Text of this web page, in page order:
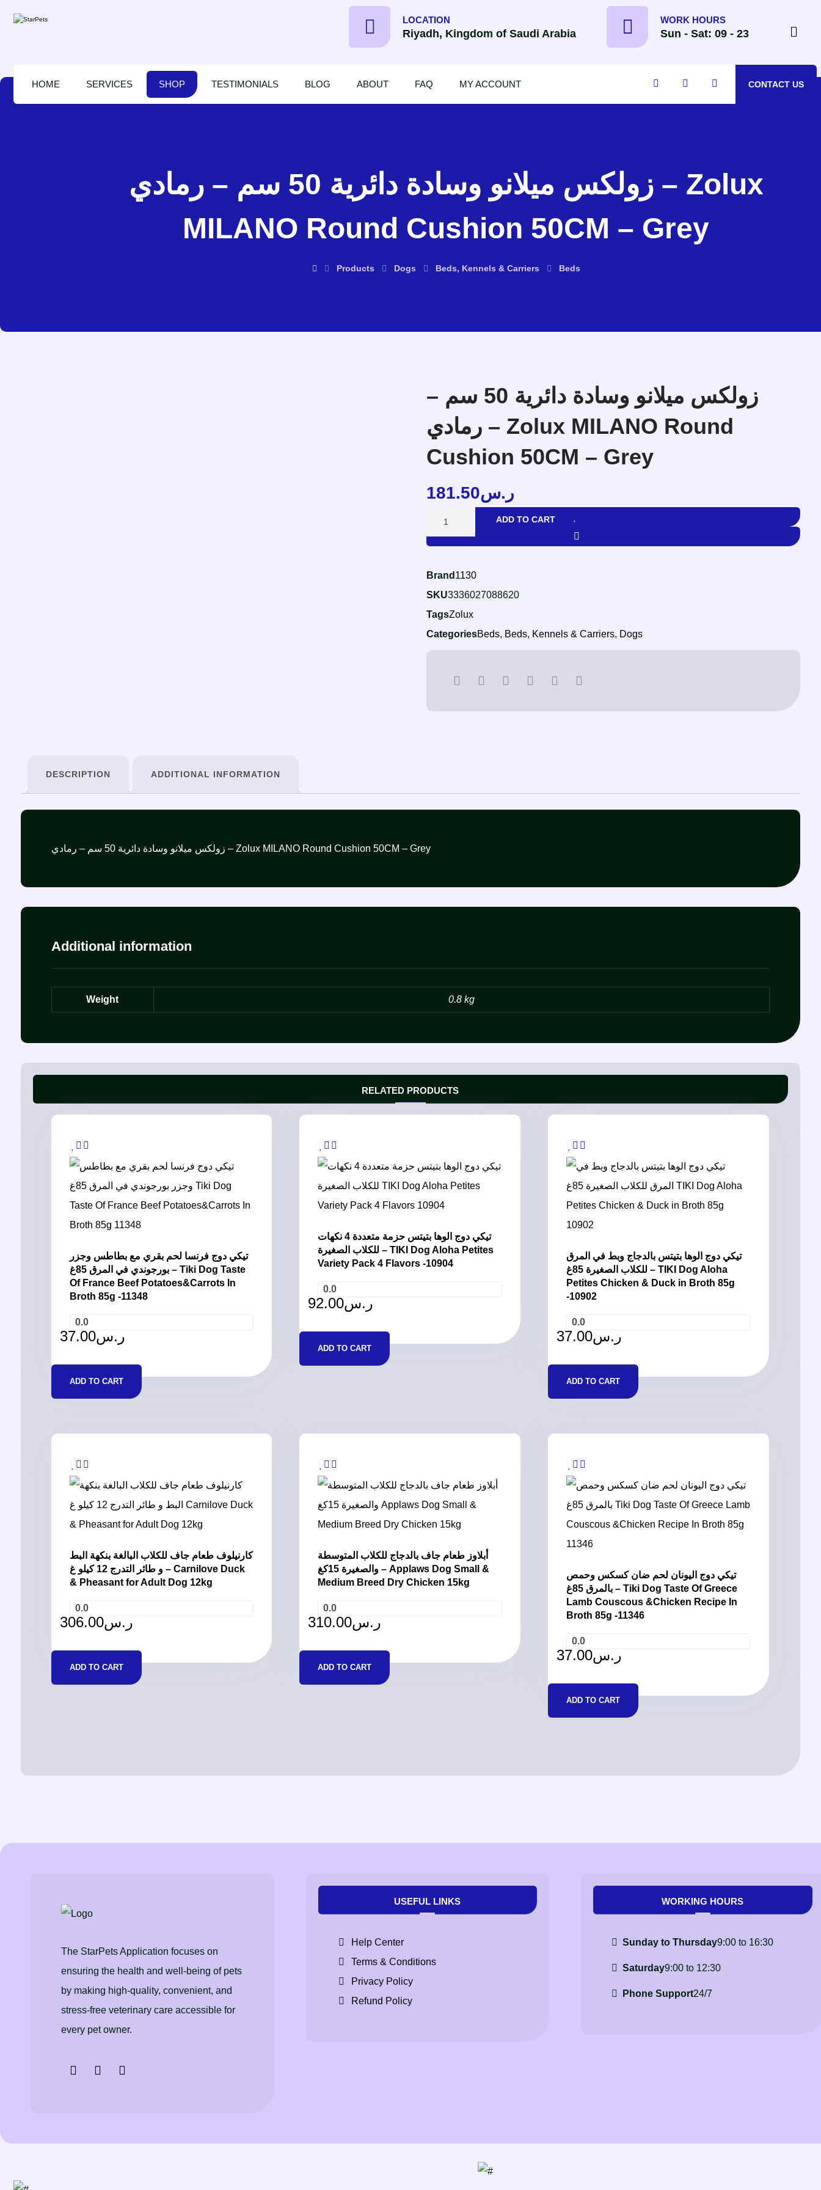
WORK HOURS
Sun - Sat: 09 - 23
LOCATION
Riyadh, Kingdom of Saudi Arabia
HOME SERVICES SHOP TESTIMONIALS BLOG ABOUT FAQ MY ACCOUNT CONTACT US
زولكس ميلانو وسادة دائرية 50 سم – رمادي – Zolux
MILANO Round Cushion 50CM – Grey
Products Dogs Beds, Kennels & Carriers Beds
زولكس ميلانو وسادة دائرية 50 سم –
رمادي – Zolux MILANO Round
Cushion 50CM – Grey
ر.س181.50
ADD TO CART
Brand 1130
SKU3336027088620
TagsZolux
CategoriesBeds, Beds, Kennels & Carriers, Dogs
DESCRIPTION ADDITIONAL INFORMATION
زولكس ميلانو وسادة دائرية 50 سم – رمادي – Zolux MILANO Round Cushion 50CM – Grey
Additional information
Weight 0.8 kg
RELATED PRODUCTS
تيكي دوج فرنسا لحم بقري مع بطاطس وجزر
بورجوندي في المرق 85غ – Tiki Dog Taste
Of France Beef Potatoes&Carrots In
Broth 85g -11348
0.0
ر.س37.00
ADD TO CART
تيكي دوج الوها بتيتس حزمة متعددة 4 نكهات
للكلاب الصغيرة – TIKI Dog Aloha Petites
Variety Pack 4 Flavors -10904
0.0
ر.س92.00
ADD TO CART
تيكي دوج الوها بتيتس بالدجاج وبط في المرق
للكلاب الصغيرة 85غ – TIKI Dog Aloha
Petites Chicken & Duck in Broth 85g
-10902
0.0
ر.س37.00
ADD TO CART
كارنيلوف طعام جاف للكلاب البالغة بنكهة البط
و طائر التدرج 12 كيلو غ – Carnilove Duck
& Pheasant for Adult Dog 12kg
0.0
ر.س306.00
ADD TO CART
أبلاوز طعام جاف بالدجاج للكلاب المتوسطة
والصغيرة 15كغ – Applaws Dog Small &
Medium Breed Dry Chicken 15kg
0.0
ر.س310.00
ADD TO CART
تيكي دوج اليونان لحم ضان كسكس وحمص
بالمرق 85غ – Tiki Dog Taste Of Greece
Lamb Couscous &Chicken Recipe In
Broth 85g -11346
0.0
ر.س37.00
ADD TO CART
The StarPets Application focuses on
ensuring the health and well-being of pets
by making high-quality, convenient, and
stress-free veterinary care accessible for
every pet owner.
USEFUL LINKS
Help Center
Terms & Conditions
Privacy Policy
Refund Policy
WORKING HOURS
Sunday to Thursday9:00 to 16:30
Saturday9:00 to 12:30
Phone Support24/7